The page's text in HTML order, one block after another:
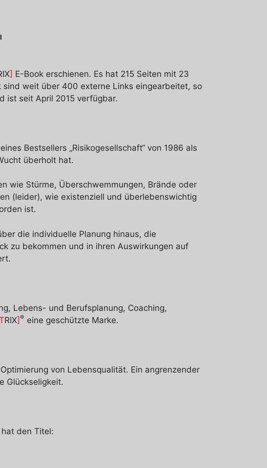
] E-Book erschienen. Es hat 215 Seiten mit 23
sind weit über 400 externe Links eingearbeitet, so
ist seit April 2015 verfügbar.
Bestsellers „Risikogesellschaft“ von 1986 als
überholt hat.
wie Stürme, Überschwemmungen, Brände oder
(leider), wie existenziell und überlebenswichtig
ist.
die individuelle Planung hinaus, die
zu bekommen und in ihren Auswirkungen auf
Lebens- und Berufsplanung, Coaching,
RIX] ® eine geschützte Marke.
von Lebensqualität. Ein angrenzender
Glückseligkeit.
den Titel: